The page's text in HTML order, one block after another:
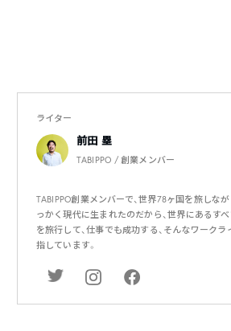
ライター
前田 塁
TABIPPO / 創業メンバー
TABIPPO創業メンバーで、世界78ヶ国を旅しな
っかく現代に生まれたのだから、世界にあるす
を旅行して、仕事でも成功する、そんなワーク
指しています。